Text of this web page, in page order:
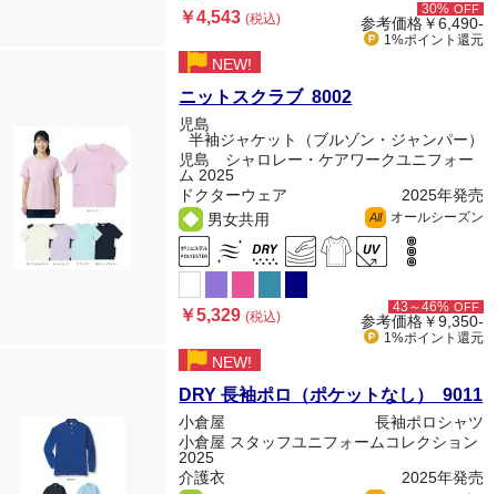
￥4,543(税込)
30% OFF
参考価格￥6,490-
1%ポイント 還元
NEW!
ニットスクラブ 8002
児島
半袖ジャケット（ブルゾン・ジャンパー）
児島 シャロレー・ケアワークユニフォー
ム 2025
ドクターウェア
2025年発売
男女共用
All オールシーズン
￥5,329(税込)
43～46% OFF
参考価格￥9,350-
1%ポイント 還元
NEW!
DRY 長袖ポロ（ポケットなし） 9011
小倉屋
長袖ポロシャツ
小倉屋 スタッフユニフォームコレクション
2025
介護衣
2025年発売